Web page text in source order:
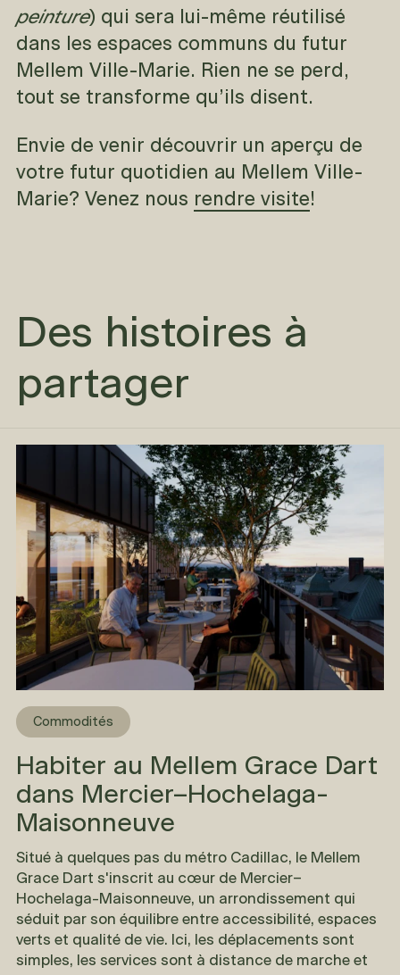
peinture) qui sera lui-même réutilisé
dans les espaces communs du futur
Mellem Ville-Marie. Rien ne se perd,
tout se transforme qu’ils disent.
Envie de venir découvrir un aperçu de
votre futur quotidien au Mellem Ville-
Marie? Venez nous rendre visite!
Des histoires à
partager
Commodités
Habiter au Mellem Grace Dart
dans Mercier–Hochelaga-
Maisonneuve
Situé à quelques pas du métro Cadillac, le Mellem
Grace Dart s'inscrit au cœur de Mercier–
Hochelaga-Maisonneuve, un arrondissement qui
séduit par son équilibre entre accessibilité, espaces
verts et qualité de vie. Ici, les déplacements sont
simples, les services sont à distance de marche et